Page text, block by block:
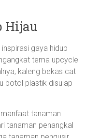
Hijau
gaya hidup
tema upcycle
kaleng bekas cat
botol plastik disulap
tanaman
tanaman penangkal